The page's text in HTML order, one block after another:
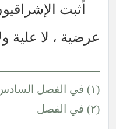
أثبت
عرضية ، لا علية
(١) في الفصل السادس.
(٢) في الفصل